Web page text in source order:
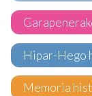
Hipar-Hego
Memoria